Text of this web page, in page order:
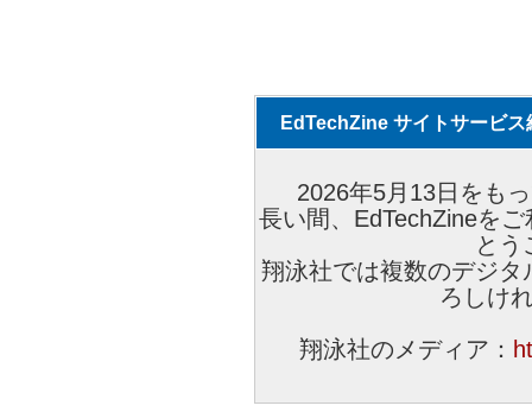
EdTechZine サイトサービス
2026年5月13日をも
長い間、EdTechZineを
とう
翔泳社では複数のデジ
ろしけ
翔泳社のメディア：